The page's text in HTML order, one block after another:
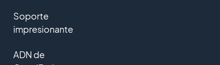
Soporte
impresionante
ADN de